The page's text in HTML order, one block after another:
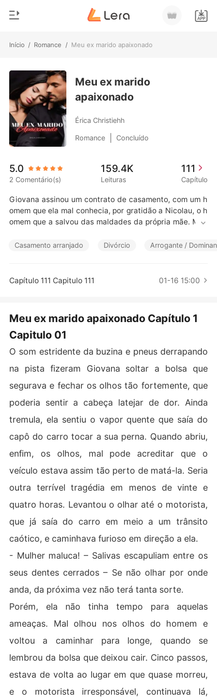
Início / Romance / Meu ex marido apaixonado
Loja
Histórico
Sair
Baixar App
Gênero
Moderno
Lobisomem
Contos
Bilionários
Contos Curtos
Meu ex marido
apaixonado
Érica Christiehh
Romance Concluído
5.0
2 Comentário(s)
159.4K
Leituras
111
Capítulo
Giovana assinou um contrato de casamento, com um h
omem que ela mal conhecia, por gratidão a Nicolau, o h
omem que a salvou das maldades da própria mãe. Mes
ovana aprendeu a amar Antony. Mas sua vida muda co
ais nova está internada em estado grave, e que precisa
tivos para manter-se casada com Antony, mesmo aman
do-o, ela sabe que não consegue perdoá-lo por todo o
nos e que custou a vida da própria irmã. Mas Antony, ao
perceber a injustiça que cometeu, não aceitará perdê-l
a ter o amor de Giovana novamente.
Casamento arranjado Divórcio Arrogante /
Capítulo 111 Capitulo 111 01-16 15:00
Meu ex marido apaixonado Capítulo 1
Capitulo 01
O som estridente da buzina e pneus derrapando
na pista fizeram Giovana soltar a bolsa que
segurava e fechar os olhos tão fortemente, que
poderia sentir a cabeça latejar de dor. Ainda
tremula, ela sentiu o vapor quente que saía do
capô do carro tocar a sua perna. Quando abriu,
enfim, os olhos, mal pode acreditar que o
veículo estava assim tão perto de matá-la. Seria
outra terrível tragédia em menos de vinte e
quatro horas. Levantou o olhar até o motorista,
que já saía do carro em meio a um trânsito
caótico, e caminhava furioso em direção a ela.
- Mulher maluca! – Salivas escapuliam entre os
seus dentes cerrados – Se não olhar por onde
anda, da próxima vez não terá tanta sorte.
Porém, ela não tinha tempo para aquelas
ameaças. Mal olhou nos olhos do homem e
voltou a caminhar para longe, quando se
lembrou da bolsa que deixou cair. Cinco passos,
estava de volta ao lugar em que quase morreu,
e o motorista irresponsável, continuava lá,